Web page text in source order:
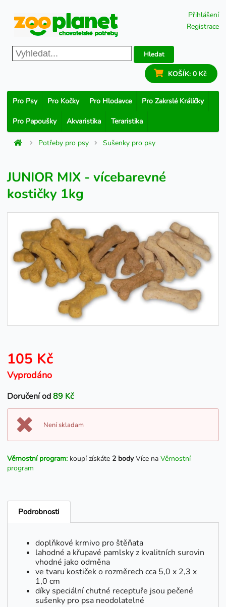
Přihlášení
Registrace
Hledat
KOŠÍK: 0 Kč
Pro Psy Pro Kočky Pro Hlodavce Pro Zakrslé Králíčky
Pro Papoušky Akvaristika Teraristika
Potřeby pro psy Sušenky pro psy
JUNIOR MIX - vícebarevné
kostičky 1kg
105 Kč
Vyprodáno
Doručení od89 Kč
Není skladam
Věrnostní program: koupí získáte 2 bodyVíce na Věrnostní
program
Podrobnosti
doplňkové krmivo pro štěňata
lahodné a křupavé pamlsky z kvalitních surovin
vhodné jako odměna
ve tvaru kostiček o rozměrech cca 5,0 x 2,3 x
1,0 cm
díky speciální chutné receptuře jsou pečené
sušenky pro psa neodolatelné